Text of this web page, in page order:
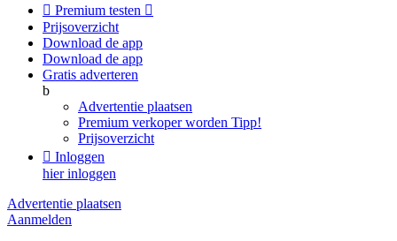
 Premium testen 
Prijsoverzicht
Download de app
Download de app
Gratis adverteren
b
Advertentie plaatsen
Premium verkoper worden Tipp!
Prijsoverzicht
 Inloggen
hier inloggen
Advertentie plaatsen
Aanmelden